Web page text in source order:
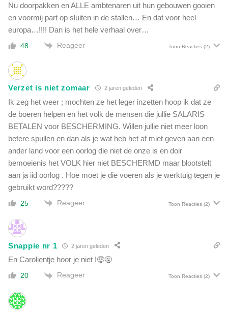
Nu doorpakken en ALLE ambtenaren uit hun gebouwen gooien
en voormij part op sluiten in de stallen… En dat voor heel
europa…!!!! Dan is het hele verhaal over…
48 Reageer Toon Reacties (2)
Verzet is niet zomaar 2 jaren geleden
Ik zeg het weer ; mochten ze het leger inzetten hoop ik dat ze
de boeren helpen en het volk de mensen die jullie SALARIS
BETALEN voor BESCHERMING. Willen jullie niet meer loon
betere spullen en dan als je wat heb het af miet geven aan een
ander land voor een oorlog die niet de onze is en doir
bemoeienis het VOLK hier niet BESCHERMD maar blootstelt
aan ja iid oorlog . Hoe moet je die voeren als je werktuig tegen je
gebruikt word?????
25 Reageer Toon Reacties (2)
Snappie nr 1 2 jaren geleden
En Carolientje hoor je niet !🤑🤬
20 Reageer Toon Reacties (2)